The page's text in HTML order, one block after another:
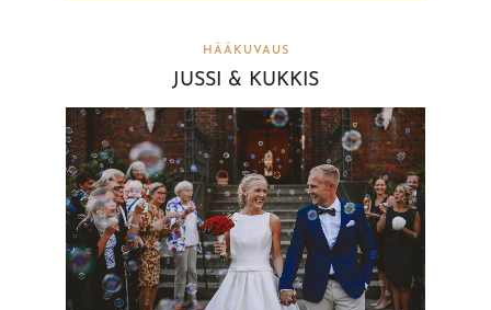
HÄÄKUVAUS
JUSSI & KUKKIS